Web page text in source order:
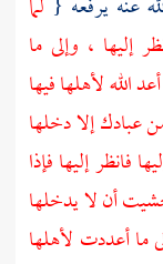
إليها ، وإلى ما
الله لأهلها فيها
عبادك إلا دخلها
فانظر إليها فإذا
أن لا يدخلها
ما أعددت لأهلها